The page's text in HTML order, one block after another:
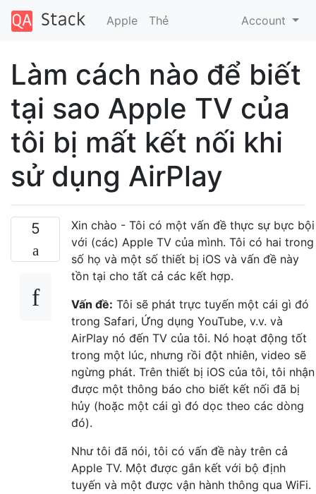
Apple Thẻ Account
Làm cách nào để biết
tại sao Apple TV của
tôi bị mất kết nối khi
sử dụng AirPlay
5
Xin chào - Tôi có một vấn đề thực sự bực bội
với (các) Apple TV của mình. Tôi có hai trong
số họ và một số thiết bị iOS và vấn đề này
tồn tại cho tất cả các kết hợp.
Vấn đề: Tôi sẽ phát trực tuyến một cái gì đó
trong Safari, Ứng dụng YouTube, v.v. và
AirPlay nó đến TV của tôi. Nó hoạt động tốt
trong một lúc, nhưng rồi đột nhiên, video sẽ
ngừng phát. Trên thiết bị iOS của tôi, tôi nhận
được một thông báo cho biết kết nối đã bị
hủy (hoặc một cái gì đó dọc theo các dòng
đó).
Như tôi đã nói, tôi có vấn đề này trên cả
Apple TV. Một được gắn kết với bộ định
tuyến và một được vận hành thông qua WiFi.